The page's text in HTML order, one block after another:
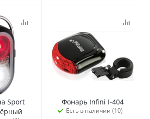
Sport
Фонарь Infini I-404
Есть в наличии (10)